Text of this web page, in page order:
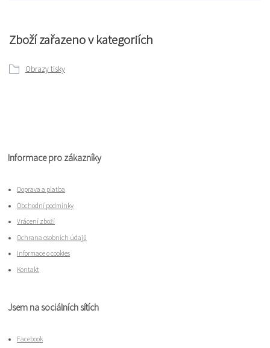
Zboží zařazeno v kategoriích
Obrazy tisky
Informace pro zákazníky
Doprava a platba
Obchodní podmínky
Vrácení zboží
Ochrana osobních údajů
Informace o cookies
Kontakt
Jsem na sociálních sítích
Facebook